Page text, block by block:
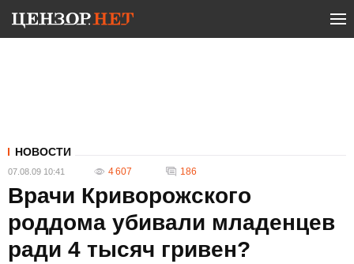
НОВОСТИ
07.08.09 10:41 4 607 186
Врачи Криворожского
роддома убивали младенцев
ради 4 тысяч гривен?